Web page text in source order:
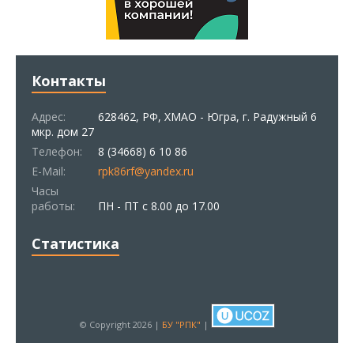
Контакты
Адрес:
628462, РФ, ХМАО - Югра, г. Радужный 6
мкр. дом 27
Телефон:
8 (34668) 6 10 86
E-Mail:
rpk86rf@yandex.ru
Часы
работы:
ПН - ПТ с 8.00 до 17.00
Статистика
© Copyright 2026 | БУ "РПК" |